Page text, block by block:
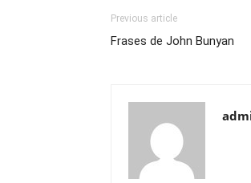
Previous article
Frases de John Bunyan